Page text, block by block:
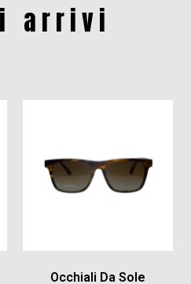
arrivi
Occhiali Da Sole